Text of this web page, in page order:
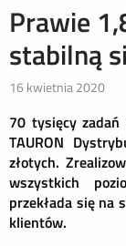
Prawie
stabilną
16 kwietnia 2020
70 tysięcy
TAURON
złotych.
wszystkich
przekłada się na
klientów.